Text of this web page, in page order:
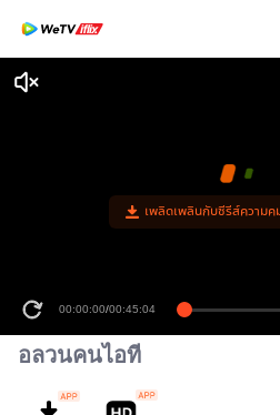
เพลิดเพลินกับซีรีส์ความค
00:00:00/00:45:04
อลวนคนไอที